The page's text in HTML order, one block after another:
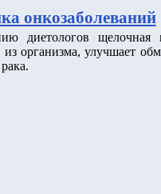
онкозаболеваний
диетологов щелочная
из организма, улучшает